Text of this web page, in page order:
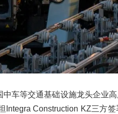
车等交通基础设施龙头企业
Construction KZ三方